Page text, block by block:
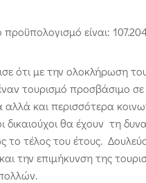
είναι: 107.204
ότι με την ολοκλήρωση
τουρισμό προσβάσιμο
και περισσότερα
δικαιούχοι θα έχουν τη
τέλος του έτους.
την επιμήκυνση της